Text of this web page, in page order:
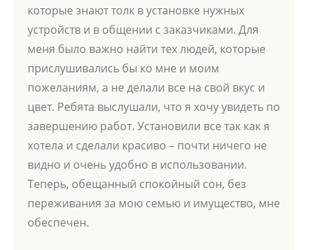
которые знают толк в установке нужных
устройств и в общении с заказчиками. Для
меня было важно найти тех людей, которые
прислушивались бы ко мне и моим
пожеланиям, а не делали все на свой вкус и
цвет. Ребята выслушали, что я хочу увидеть по
завершению работ. Установили все так как я
хотела и сделали красиво – почти ничего не
видно и очень удобно в использовании.
Теперь, обещанный спокойный сон, без
переживания за мою семью и имущество, мне
обеспечен.